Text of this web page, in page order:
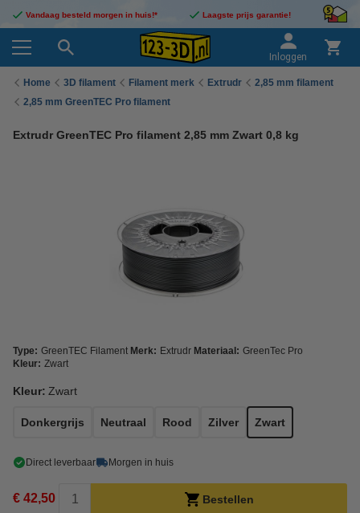
Vandaag besteld morgen in huis!* Laagste prijs garantie!
Inloggen
Home 3D filament Filament merk Extrudr
2,85 mm filament
2,85 mm GreenTEC Pro filament
Extrudr GreenTEC Pro filament 2,85 mm Zwart 0,8 kg
Type: GreenTEC Filament Merk: Extrudr Materiaal: GreenTec Pro
Kleur: Zwart
Kleur: Zwart
Donkergrijs Neutraal Rood Zilver Zwart
Direct leverbaar Morgen in huis
€ 42,50 Bestellen